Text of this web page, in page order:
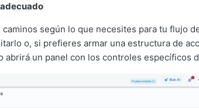
según lo que necesites para tu flujo
o, si prefieres armar una estructura de
abrirá un panel con los controles específicos